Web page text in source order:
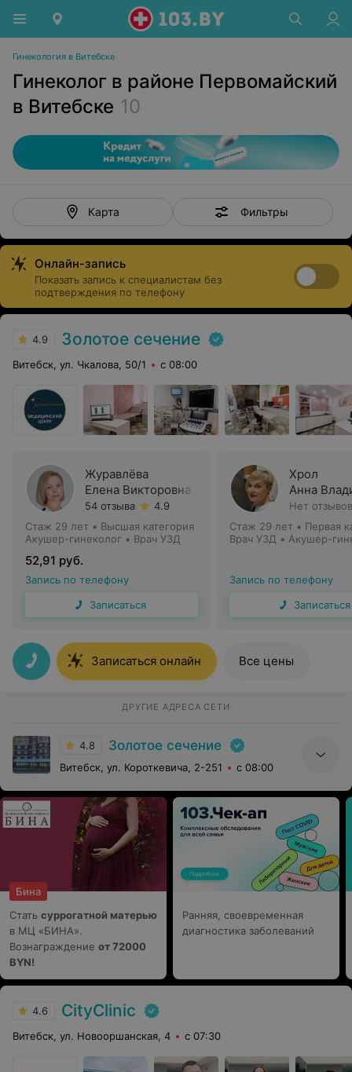
Гинекология в Витебске
Гинеколог в районе Первомайский
в Витебске 10
Карта Фильтры
Онлайн-запись
Показать запись к специалистам без
подтверждения по телефону
4.9 Золотое сечение
Витебск, ул. Чкалова, 50/1 с 08:00
Журавлёва
Елена Викторовна
54 отзыва
4.9
Стаж 29 лет • Высшая категория
Акушер-гинеколог • Врач УЗД
52,91 руб.
Запись по телефону
Записаться
Хрол
Анна
Нет отзывов
Стаж 29 лет • Первая
Врач УЗД • Акушер-
Запись по телефону
Записаться
Записаться онлайн Все цены
ДРУГИЕ АДРЕСА СЕТИ
4.8 Золотое сечение
Витебск, ул. Короткевича, 2-251 с 08:00
Бина
Стать суррогатной матерью
в МЦ «БИНА».
Вознаграждение от 72000
BYN!
Ранняя, своевременная
диагностика заболеваний
4.6 CityClinic
Витебск, ул. Новооршанская, 4 с 07:30